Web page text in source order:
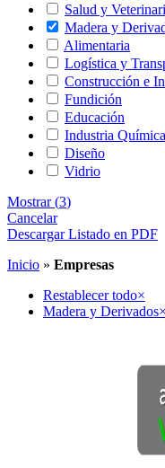
Salud y
Madera y
Alimentaria
Logística y
Construcción e
Fundición
Educación
Industria
Diseño
Vidrio
Mostrar(3)
Cancelar
Descargar Listado en PDF
Inicio » Empresas
Restablecer todo×
Madera y Derivados×